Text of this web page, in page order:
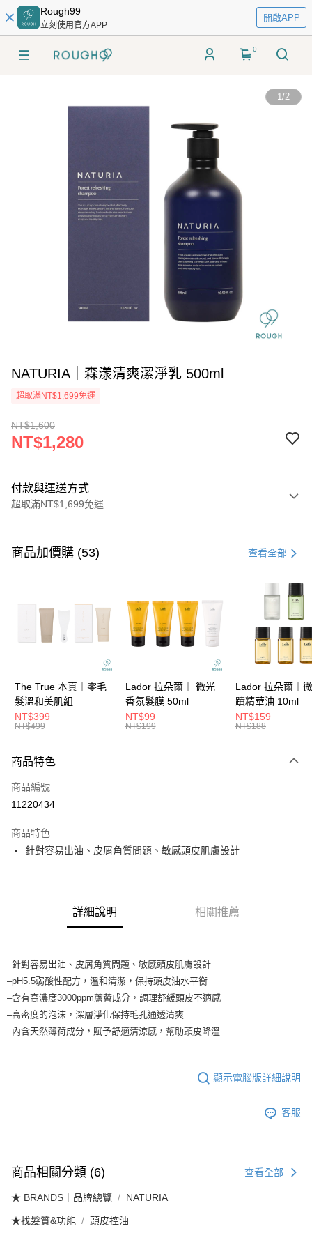
Rough99
立刻使用官方APP
開啟APP
0
1/2
NATURIA｜森漾清爽潔淨乳 500ml
超取滿NT$1,699免運
NT$1,600
NT$1,280
付款與運送方式
超取滿NT$1,699免運
信用卡一次付款
NT$426 21家銀行
合作金庫商業銀行
第一商業銀行
華南商業銀行
彰化商業銀行
兆豐國際商業銀行
臺灣中小企業銀行
台中商業銀行
匯豐（台灣）商業銀行
華泰商業銀行
聯邦商業銀行
元大商業銀行
台灣樂天信用卡公司
6 期 0 利率 每期 NT$213 21家銀行
合作金庫商業銀行
第一商業銀行
台北富邦商業銀行
國泰世華商業銀行
兆豐國際商業銀行
臺灣中小企業銀行
台中商業銀行
匯豐（台灣）商業銀行
聯邦商業銀行
玉山商業銀行
台灣樂天信用卡公司
超商取貨付款
Apple Pay
街口支付
相關說明
【大哥付你分期使用說明】
2.付款方式選擇「大哥付你分期」，訂單成立後會自動跳轉到大哥付的交易
流程，驗證手機門號後，選擇欲分期的期數、繳款截止日，確認付款後即完
成交易。
法說明評估內容。
【繳款方式說明】
2.透過簡訊連結打開帳單後，可選擇「超商條碼／台灣大直營門市／銀行轉
帳／街口支付／iPASS MONEY」等通路繳費。
【注意事項】
1.本服務係由「台灣大哥大股份有限公司」（以下簡稱本公司）所提供，讓
用戶於交易時，得透過本服務購買商品或服務，並由商店將買賣／分期付款
買賣價金債權讓與本公司後，依約使用本公司帳單繳交帳款。
由本公司與您本人進行分期帳單所需資料之確認、核對及更正。
https://oppay.tw/userRule
運送方式
付款後全家取貨
7-11取貨付款
每筆NT$65，滿NT$1,699(含以上)免運費
付款後7-11取貨
每筆NT$65，滿NT$1,699(含以上)免運費
商品加價購 (53) 查看全部
The True 本真｜零毛
髮溫和美肌組
NT$399
NT$499
Lador 拉朵爾｜ 微光
香氛髮膜 50ml
NT$99
NT$199
Lador 拉朵爾｜
蹟精華油 10ml
NT$159
NT$188
商品特色
商品編號
11220434
商品特色
針對容易出油、皮屑角質問題、敏感頭皮肌膚設計
詳細說明 相關推薦
–針對容易出油、皮屑角質問題、敏感頭皮肌膚設計
–pH5.5弱酸性配方，溫和清潔，保持頭皮油水平衡
–含有高濃度3000ppm蘆薈成分，調理舒緩頭皮不適感
–高密度的泡沫，深層淨化保持毛孔通透清爽
–內含天然薄荷成分，賦予舒適清涼感，幫助頭皮降溫
顯示電腦版詳細說明
客服
商品相關分類 (6) 查看全部
★ BRANDS｜品牌總覽 NATURIA
★找髮質&功能 頭皮控油